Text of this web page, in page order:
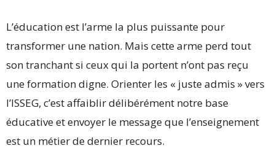
L’éducation est l’arme la plus puissante pour
transformer une nation. Mais cette arme perd tout
son tranchant si ceux qui la portent n’ont pas reçu
une formation digne. Orienter les « juste admis » vers
l’ISSEG, c’est affaiblir délibérément notre base
éducative et envoyer le message que l’enseignement
est un métier de dernier recours.